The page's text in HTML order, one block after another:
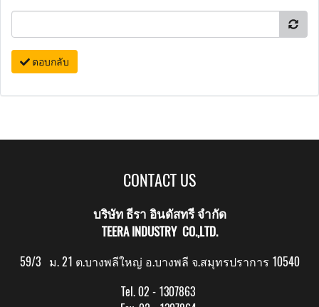
ตอบกลับ
CONTACT US
บริษัท ธีรา อินดัสทรี จำกัด
TEERA INDUSTRY CO.,LTD.
59/3 ม. 21 ต.บางพลีใหญ่ อ.บางพลี จ.สมุทรปราการ 10540
Tel. 02 - 1307863